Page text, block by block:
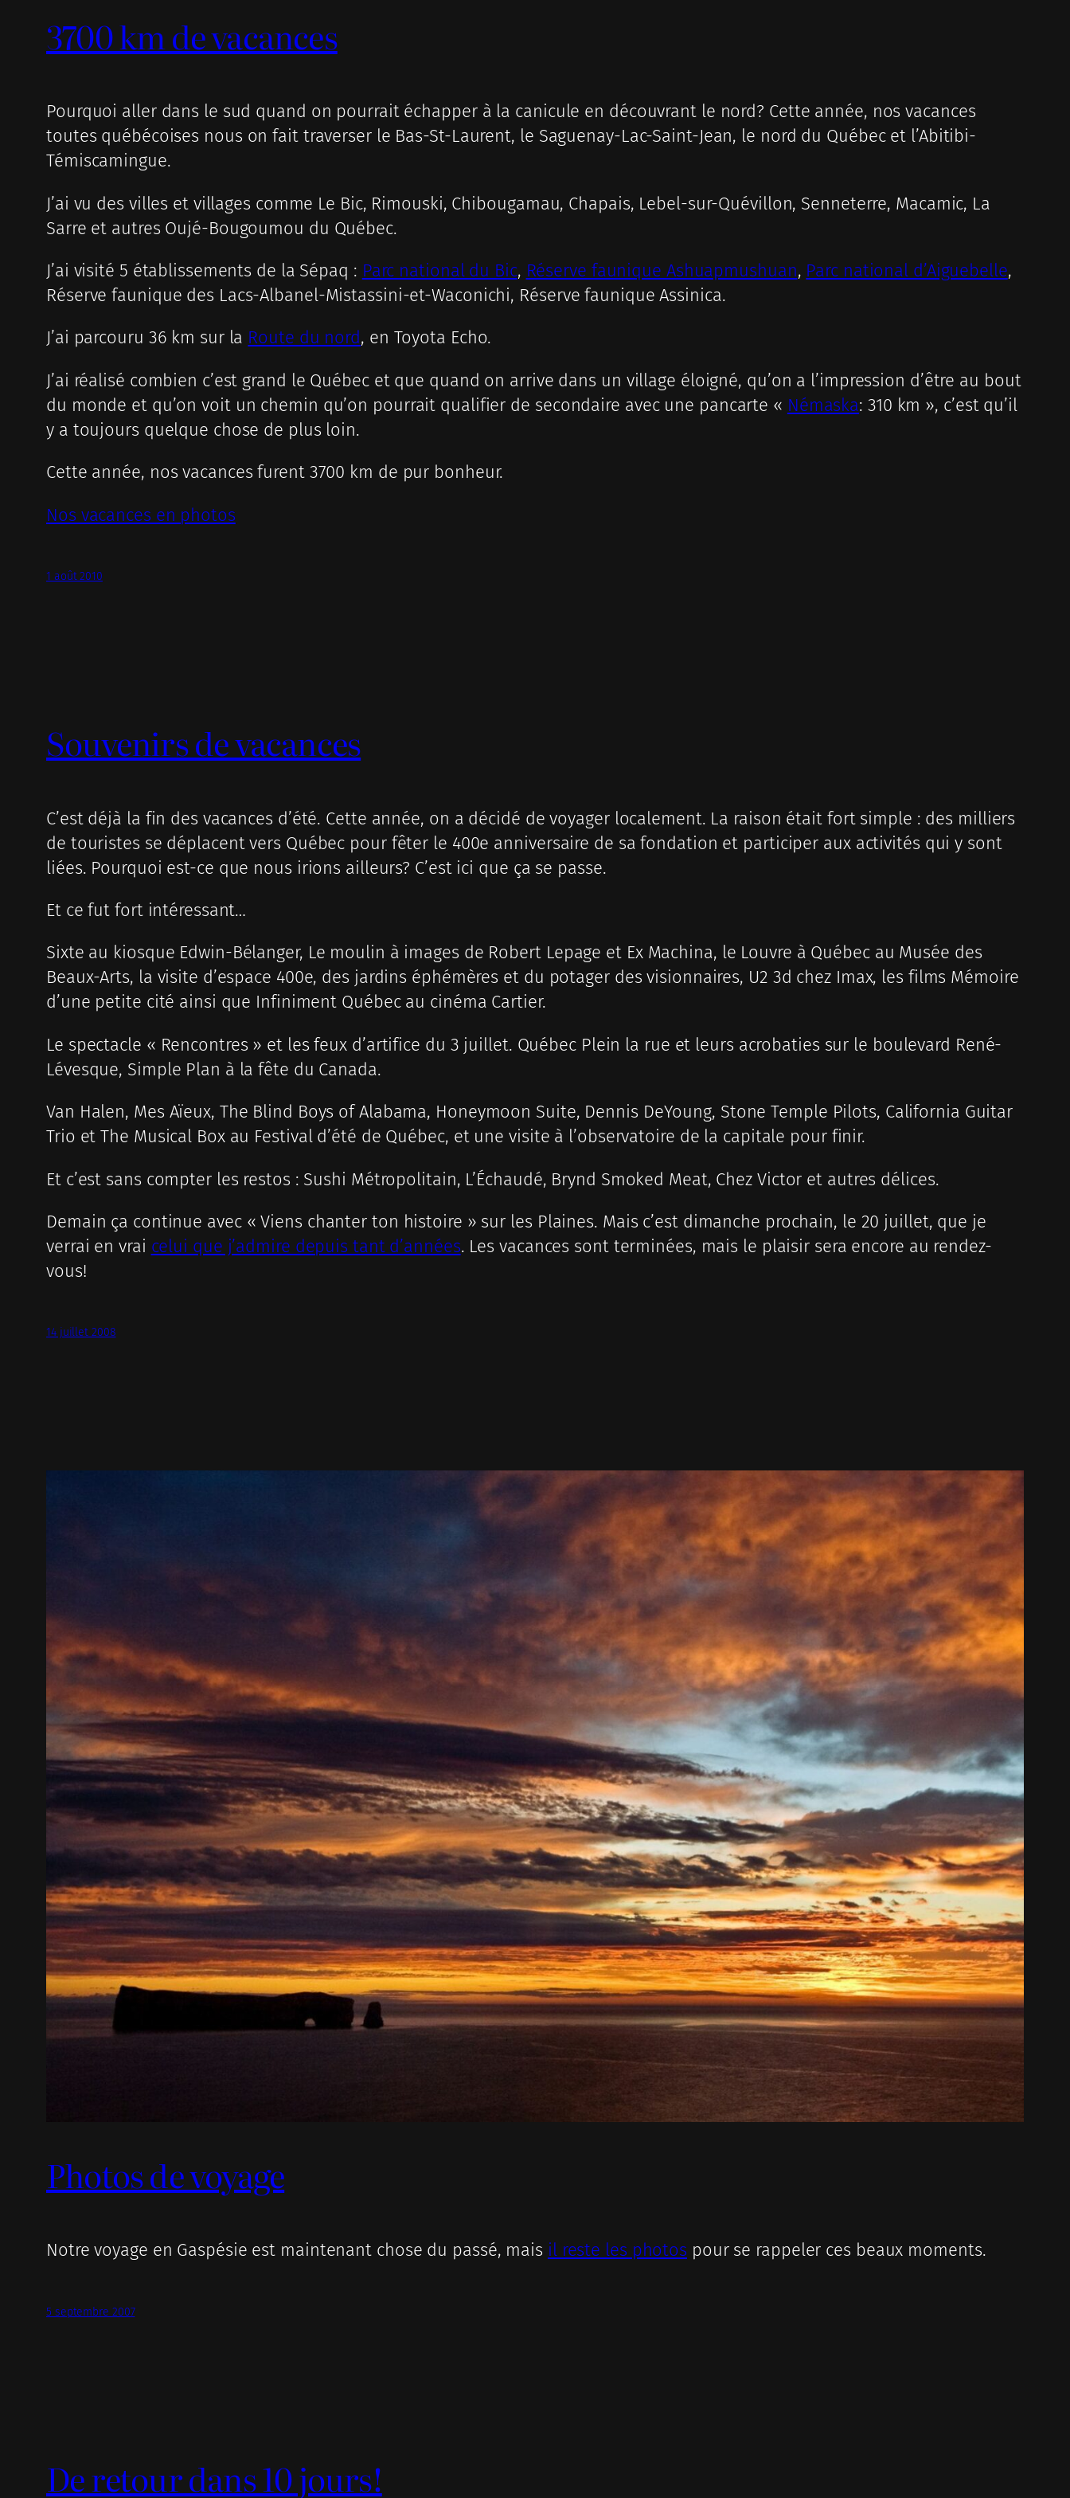
3700 km de vacances
Pourquoi aller dans le sud quand on pourrait échapper à la canicule en découvrant le nord? Cette année, nos vacances
toutes québécoises nous on fait traverser le Bas-St-Laurent, le Saguenay-Lac-Saint-Jean, le nord du Québec et l’Abitibi-
Témiscamingue.
J’ai vu des villes et villages comme Le Bic, Rimouski, Chibougamau, Chapais, Lebel-sur-Quévillon, Senneterre, Macamic, La
Sarre et autres Oujé-Bougoumou du Québec.
J’ai visité 5 établissements de la Sépaq : Parc national du Bic, Réserve faunique Ashuapmushuan, Parc national d’Aiguebelle,
Réserve faunique des Lacs-Albanel-Mistassini-et-Waconichi, Réserve faunique Assinica.
J’ai parcouru 36 km sur la Route du nord, en Toyota Echo.
J’ai réalisé combien c’est grand le Québec et que quand on arrive dans un village éloigné, qu’on a l’impression d’être au bout
du monde et qu’on voit un chemin qu’on pourrait qualifier de secondaire avec une pancarte « Némaska: 310 km », c’est qu’il
y a toujours quelque chose de plus loin.
Cette année, nos vacances furent 3700 km de pur bonheur.
Nos vacances en photos
1 août 2010
Souvenirs de vacances
C’est déjà la fin des vacances d’été. Cette année, on a décidé de voyager localement. La raison était fort simple : des milliers
de touristes se déplacent vers Québec pour fêter le 400e anniversaire de sa fondation et participer aux activités qui y sont
liées. Pourquoi est-ce que nous irions ailleurs? C’est ici que ça se passe.
Et ce fut fort intéressant…
Sixte au kiosque Edwin-Bélanger, Le moulin à images de Robert Lepage et Ex Machina, le Louvre à Québec au Musée des
Beaux-Arts, la visite d’espace 400e, des jardins éphémères et du potager des visionnaires, U2 3d chez Imax, les films Mémoire
d’une petite cité ainsi que Infiniment Québec au cinéma Cartier.
Le spectacle « Rencontres » et les feux d’artifice du 3 juillet. Québec Plein la rue et leurs acrobaties sur le boulevard René-
Lévesque, Simple Plan à la fête du Canada.
Van Halen, Mes Aïeux, The Blind Boys of Alabama, Honeymoon Suite, Dennis DeYoung, Stone Temple Pilots, California Guitar
Trio et The Musical Box au Festival d’été de Québec, et une visite à l’observatoire de la capitale pour finir.
Et c’est sans compter les restos : Sushi Métropolitain, L’Échaudé, Brynd Smoked Meat, Chez Victor et autres délices.
Demain ça continue avec « Viens chanter ton histoire » sur les Plaines. Mais c’est dimanche prochain, le 20 juillet, que je
verrai en vrai celui que j’admire depuis tant d’années. Les vacances sont terminées, mais le plaisir sera encore au rendez-
vous!
14 juillet 2008
Photos de voyage
Notre voyage en Gaspésie est maintenant chose du passé, mais il reste les photos pour se rappeler ces beaux moments.
5 septembre 2007
De retour dans 10 jours!